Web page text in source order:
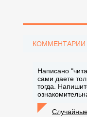
КОММЕНТАРИИ
Написано
сами даете
тогда.